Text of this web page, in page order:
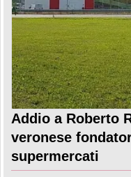
Addio a Roberto
veronese
supermercati